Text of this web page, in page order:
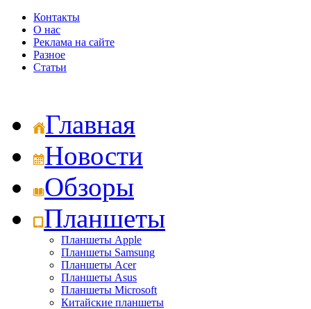
Контакты
О нас
Реклама на сайте
Разное
Статьи
Главная
Новости
Обзоры
Планшеты
Планшеты Apple
Планшеты Samsung
Планшеты Acer
Планшеты Asus
Планшеты Microsoft
Китайские планшеты